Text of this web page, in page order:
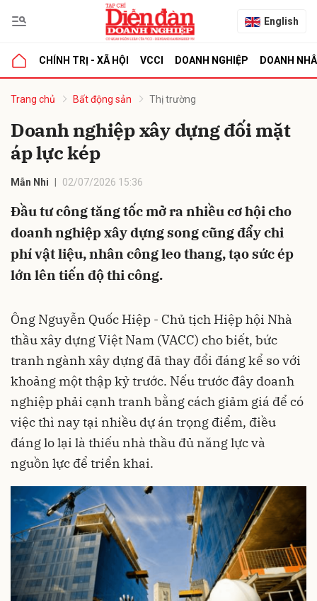
English
CHÍNH TRỊ - XÃ HỘI VCCI DOANH NGHIỆP DOANH
Trang chủ Bất động sản Thị trường
Doanh nghiệp xây dựng đối mặt
áp lực kép
Mẫn Nhi 02/07/2026 15:36
Đầu tư công tăng tốc mở ra nhiều cơ hội cho
doanh nghiệp xây dựng song cũng đẩy chi
phí vật liệu, nhân công leo thang, tạo sức ép
lớn lên tiến độ thi công.
Ông Nguyễn Quốc Hiệp - Chủ tịch Hiệp hội Nhà
thầu xây dựng Việt Nam (VACC) cho biết, bức
tranh ngành xây dựng đã thay đổi đáng kể so với
khoảng một thập kỷ trước. Nếu trước đây doanh
nghiệp phải cạnh tranh bằng cách giảm giá để có
việc thì nay tại nhiều dự án trọng điểm, điều
đáng lo lại là thiếu nhà thầu đủ năng lực và
nguồn lực để triển khai.
luận
Hủy